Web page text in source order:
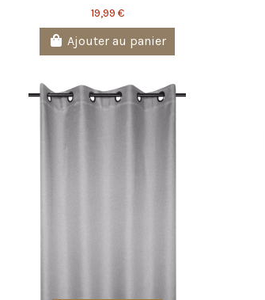
19,99 €
Ajouter au panier